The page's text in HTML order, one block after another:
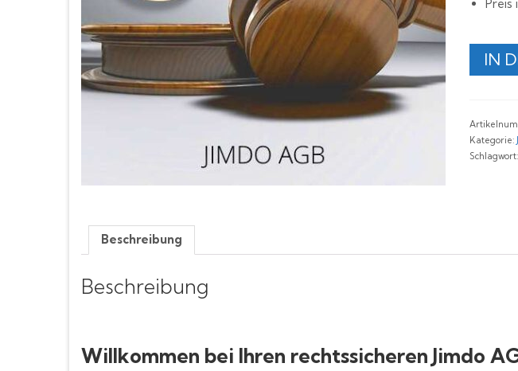
Jimdo
IN
Kategorie:
Schlagwort:
Beschreibung
Beschreibung
Willkommen bei Ihren rechtssicheren Jimdo